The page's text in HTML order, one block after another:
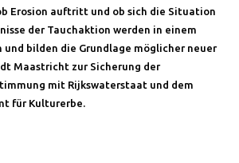
Erosion auftritt und ob sich die Situation
der Tauchaktion werden in einem
bilden die Grundlage möglicher neuer
Maastricht zur Sicherung der
mit Rijkswaterstaat und dem
für Kulturerbe.